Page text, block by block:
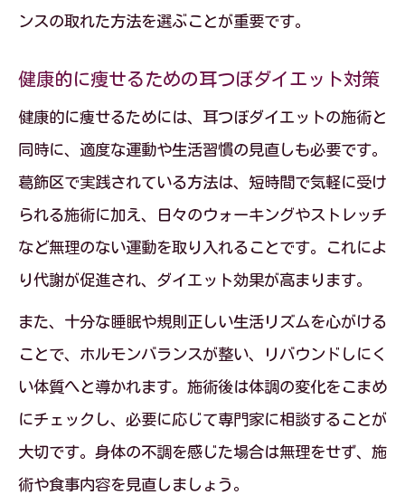
ンスの取れた方法を選ぶことが重要です。
健康的に痩せるための耳つぼダイエット対策
健康的に痩せるためには、耳つぼダイエットの施術と
同時に、適度な運動や生活習慣の見直しも必要です。
葛飾区で実践されている方法は、短時間で気軽に受け
られる施術に加え、日々のウォーキングやストレッチ
など無理のない運動を取り入れることです。これによ
り代謝が促進され、ダイエット効果が高まります。
また、十分な睡眠や規則正しい生活リズムを心がける
ことで、ホルモンバランスが整い、リバウンドしにく
い体質へと導かれます。施術後は体調の変化をこまめ
にチェックし、必要に応じて専門家に相談することが
大切です。身体の不調を感じた場合は無理をせず、施
術や食事内容を見直しましょう。